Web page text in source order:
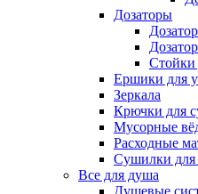
Дозаторы
Стойки
Ершики для
Зеркала
Крючки для
Мусорные
Расходные
Сушилки для
Все для душа
Душевые